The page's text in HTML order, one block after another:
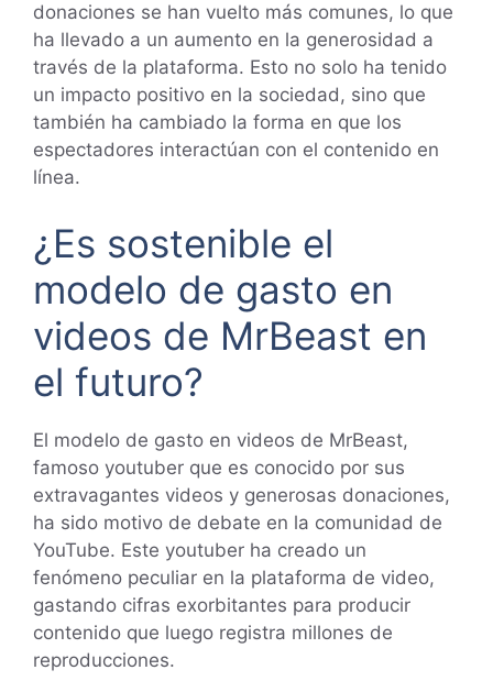
donaciones se han vuelto más comunes, lo que
ha llevado a un aumento en la generosidad a
través de la plataforma. Esto no solo ha tenido
un impacto positivo en la sociedad, sino que
también ha cambiado la forma en que los
espectadores interactúan con el contenido en
línea.
¿Es sostenible el
modelo de gasto en
videos de MrBeast en
el futuro?
El modelo de gasto en videos de MrBeast,
famoso youtuber que es conocido por sus
extravagantes videos y generosas donaciones,
ha sido motivo de debate en la comunidad de
YouTube. Este youtuber ha creado un
fenómeno peculiar en la plataforma de video,
gastando cifras exorbitantes para producir
contenido que luego registra millones de
reproducciones.